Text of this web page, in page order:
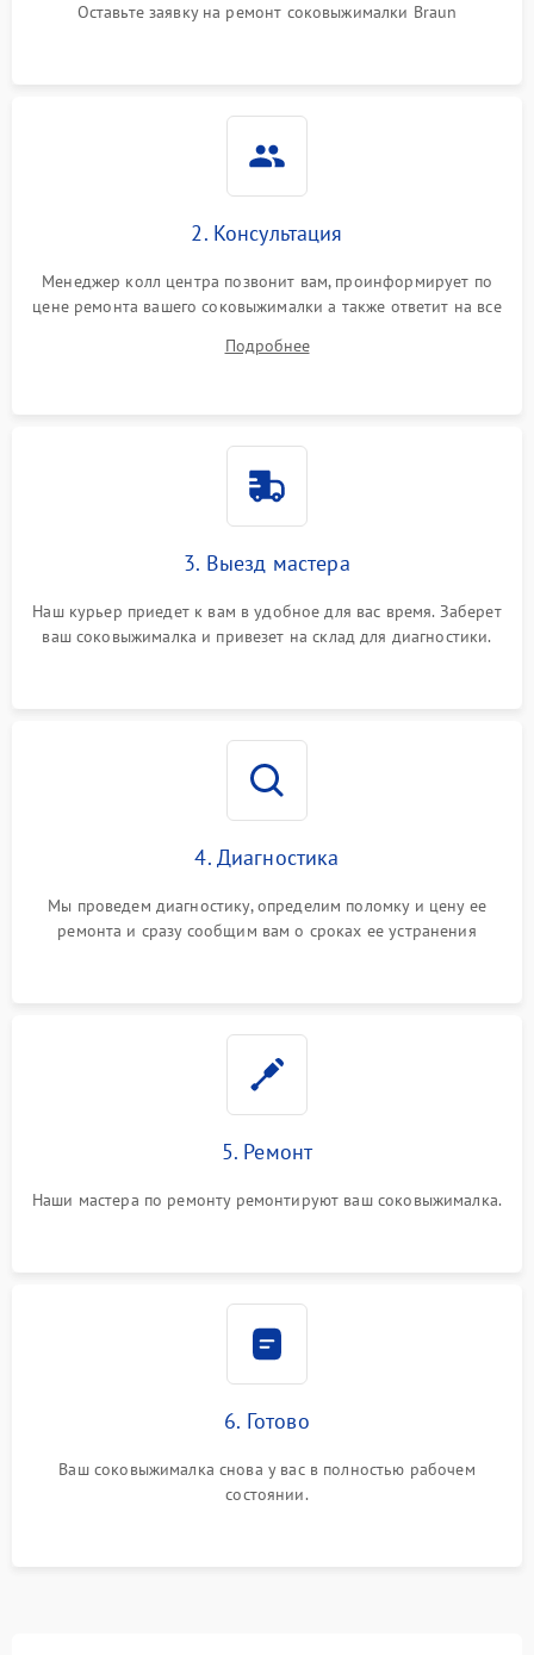
Оставьте заявку на ремонт соковыжималки Braun
2. Консультация
Менеджер колл центра позвонит вам, проинформирует по
цене ремонта вашего соковыжималки а также ответит на все
Подробнее
3. Выезд мастера
Наш курьер приедет к вам в удобное для вас время. Заберет
ваш соковыжималка и привезет на склад для диагностики.
4. Диагностика
Мы проведем диагностику, определим поломку и цену ее
ремонта и сразу сообщим вам о сроках ее устранения
5. Ремонт
Наши мастера по ремонту ремонтируют ваш соковыжималка.
6. Готово
Ваш соковыжималка снова у вас в полностью рабочем
состоянии.